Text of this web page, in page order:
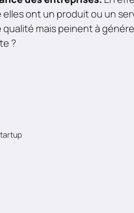
elles ont un produit ou un
qualité mais peinent à
?